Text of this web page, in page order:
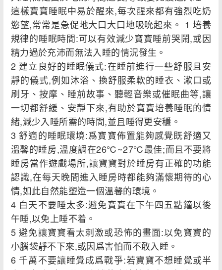
這樣寶寶睡眠中易於醒來,每次醒來都有強烈吃奶
慾望,常常是急促地大口大口地吸吮起來。 1 培養
規律的睡眠時間:可以有效減少寶寶睡前哭鬧,或因
精力過於充沛而無法入睡的情況發生。
2 建立良好的睡眠儀式:在睡前進行一些舒服且安
靜的儀式,例如沐浴、換舒服柔軟的睡衣、漱口或
刷牙、按摩、睡前故事、聽輕音樂或催眠曲等,讓
一切都舒緩、安靜下來,有助於寶寶培養睡眠的情
緒,減少入睡所需的時間,並且睡得更安穩。
3 舒適的睡眠環境:爲寶寶佈置能夠感覺既舒適又
溫馨的睡房,溫度調在26℃~27℃最佳;而且不要將
睡房當作遊戲場所,讓寶寶對於睡房有正確的功能
認識,在每天晚間進入睡房時都能夠滿懷期待的心
情,如此自然能塑造一個溫馨的環境。
4 白天不要睡太多:避免寶寶在下午四五點鐘以後
午睡,以免上睡不着。
5 避免讓寶寶看太刺激或恐怖的畫面:以免寶寶的
小腦袋靜不下來,或因爲害怕而不敢入睡。
6 千萬不要讓睡覺成爲戰爭:若寶寶不想睡覺或半